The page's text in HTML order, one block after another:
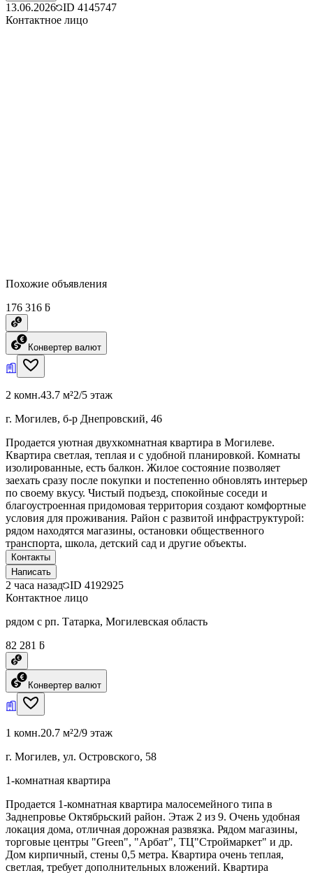
13.06.2026 ID 4145747
Контактное лицо
Похожие объявления
176 316 ƃ
Конвертер валют
2 комн.43.7 м²2/5 этаж
г. Могилев, б-р Днепровский, 46
Продается уютная двухкомнатная квартира в Могилеве.
Квартира светлая, теплая и с удобной планировкой. Комнаты
изолированные, есть балкон. Жилое состояние позволяет
заехать сразу после покупки и постепенно обновлять интерьер
по своему вкусу. Чистый подъезд, спокойные соседи и
благоустроенная придомовая территория создают комфортные
условия для проживания. Район с развитой инфраструктурой:
рядом находятся магазины, остановки общественного
транспорта, школа, детский сад и другие объекты.
Контакты
Написать
2 часа назад ID 4192925
Контактное лицо
рядом с рп. Татарка, Могилевская область
82 281 ƃ
Конвертер валют
1 комн.20.7 м²2/9 этаж
г. Могилев, ул. Островского, 58
1-комнатная квартира
Продается 1-комнатная квартира малосемейного типа в
Заднепровье Октябрьский район. Этаж 2 из 9. Очень удобная
локация дома, отличная дорожная развязка. Рядом магазины,
торговые центры "Green", "Арбат", ТЦ"Строймаркет" и др.
Дом кирпичный, стены 0,5 метра. Квартира очень теплая,
светлая, требует дополнительных вложений. Квартира